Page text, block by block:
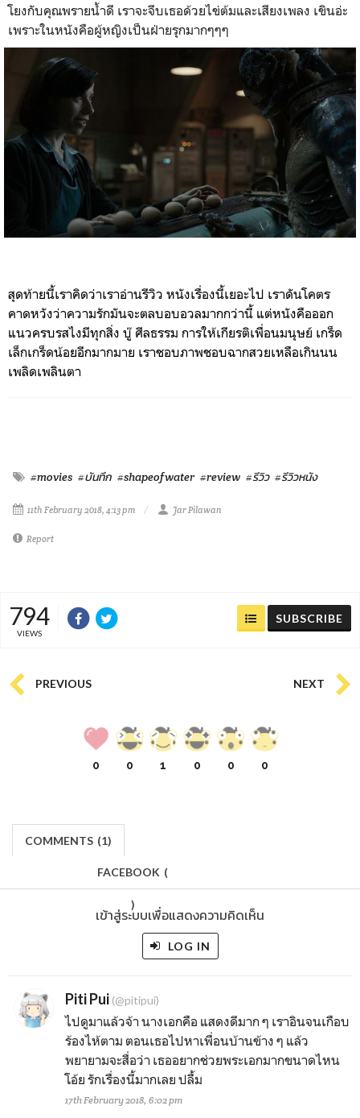
โยงกับคุณพรายน้ำดี เราจะจีบเธอด้วยไข่ต้มและเสียงเพลง เขินอ่ะ
เพราะในหนังคือผู้หญิงเป็นฝ่ายรุกมากๆๆๆ
สุดท้ายนี้เราคิดว่าเราอ่านรีวิว หนังเรื่องนี้เยอะไป เราดันโคตร
คาดหวังว่าความรักมันจะตลบอบอวลมากกว่านี้ แต่หนังคือออก
แนวครบรสไงมีทุกสิ่ง บู๊ ศีลธรรม การให้เกียรติเพื่อนมนุษย์ เกร็ด
เล็กเกร็ดน้อยอีกมากมาย เราชอบภาพชอบฉากสวยเหลือเกินนน
เพลิดเพลินตา
#movies #บันทึก #shapeofwater #review #รีวิว #รีวิวหนัง
11th February 2018, 4:13 pm Jar Pilawan
Report
794
VIEWS
SUBSCRIBE
PREVIOUS NEXT
0 0 1 0 0 0
COMMENTS (1)
FACEBOOK (
)
เข้าสู่ระบบเพื่อแสดงความคิดเห็น
LOG IN
Piti Pui (@pitipui)
ไปดูมาแล้วจ้า นางเอกคือ แสดงดีมาก ๆ เราอินจนเกือบ
ร้องไห้ตาม ตอนเธอไปหาเพื่อนบ้านข้าง ๆ แล้ว
พยายามจะสื่อว่า เธออยากช่วยพระเอกมากขนาดไหน
โอ้ย รักเรื่องนี้มากเลย ปลื้ม
17th February 2018, 6:02 pm